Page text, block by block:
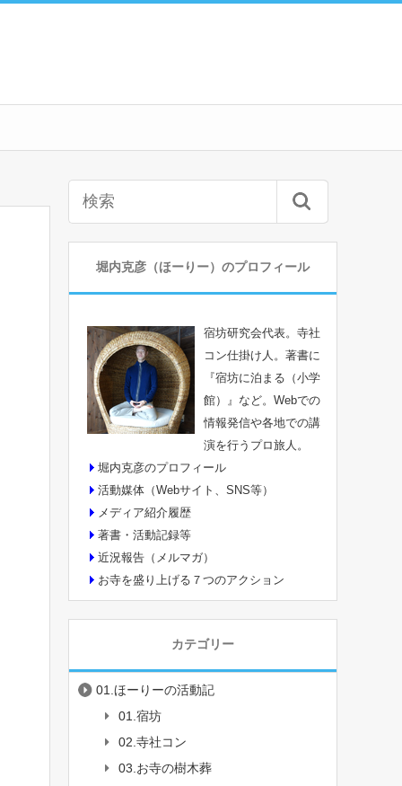
堀内克彦（ほーりー）のプロフィール
宿坊研究会代表。寺社
コン仕掛け人。著書に
『宿坊に泊まる（小学
館）』など。Webでの
情報発信や各地での講
演を行うプロ旅人。
堀内克彦のプロフィール
活動媒体（Webサイト、SNS等）
メディア紹介履歴
著書・活動記録等
近況報告（メルマガ）
お寺を盛り上げる７つのアクション
カテゴリー
01.ほーりーの活動記
01.宿坊
02.寺社コン
03.お寺の樹木葬